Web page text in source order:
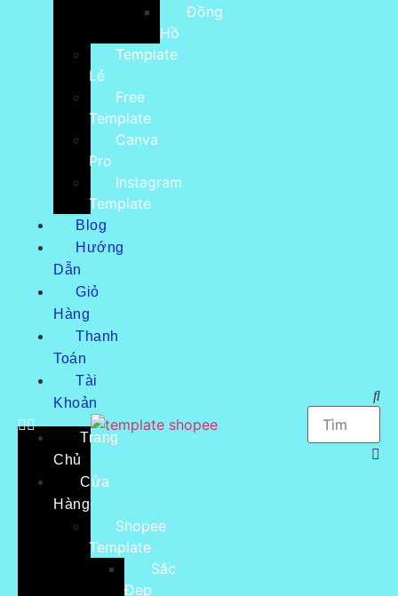
Đồng
Hồ
Template
Lẻ
Free
Template
Canva
Pro
Instagram
Template
Blog
Hướng
Dẫn
Giỏ
Hàng
Thanh
Toán
Tài
Khoản
Trang
Chủ
Cửa
Hàng
Shopee
Template
Sắc
Đẹp